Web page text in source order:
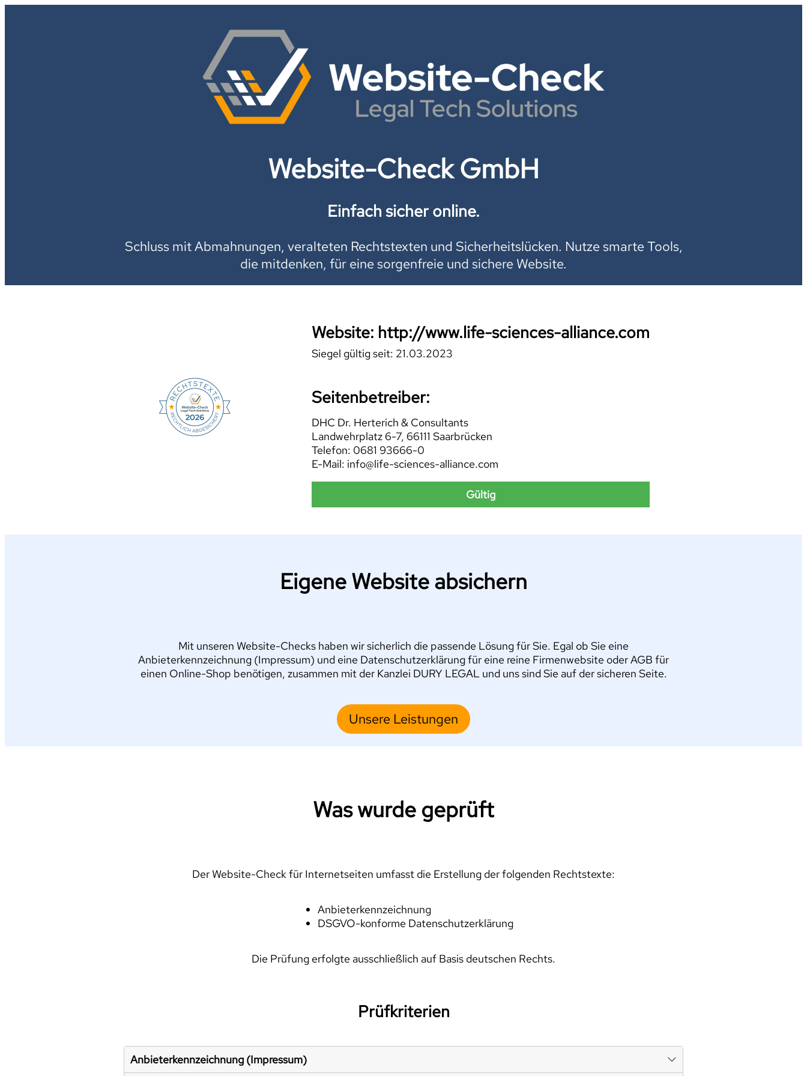
Website-Check GmbH
Einfach sicher online.
Schluss mit Abmahnungen, veralteten Rechtstexten und Sicherheitslücken. Nutze smarte Tools,
die mitdenken, für eine sorgenfreie und sichere Website.
Website: http://www.life-sciences-alliance.com
Siegel gültig seit: 21.03.2023
Seitenbetreiber:
DHC Dr. Herterich & Consultants
Landwehrplatz 6-7, 66111 Saarbrücken
Telefon: 0681 93666-0
E-Mail: info@life-sciences-alliance.com
Gültig
Eigene Website absichern
Mit unseren Website-Checks haben wir sicherlich die passende Lösung für Sie. Egal ob Sie eine
Anbieterkennzeichnung (Impressum) und eine Datenschutzerklärung für eine reine Firmenwebsite oder AGB für
einen Online-Shop benötigen, zusammen mit der Kanzlei DURY LEGAL und uns sind Sie auf der sicheren Seite.
Unsere Leistungen
Was wurde geprüft
Der Website-Check für Internetseiten umfasst die Erstellung der folgenden Rechtstexte:
Anbieterkennzeichnung
DSGVO-konforme Datenschutzerklärung
Die Prüfung erfolgte ausschließlich auf Basis deutschen Rechts.
Prüfkriterien
Anbieterkennzeichnung (Impressum)